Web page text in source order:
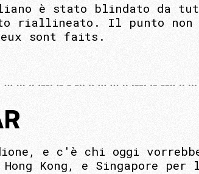
è stato blindato da
riallineato. Il punto non
sont faits.
e c'è chi oggi
Kong, e Singapore per